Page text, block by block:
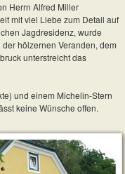
Herrn Alfred Miller
mit viel Liebe zum Detail auf
Jagdresidenz, wurde
hölzernen Veranden, dem
unterstreicht das
und einem Michelin-Stern
keine Wünsche offen.